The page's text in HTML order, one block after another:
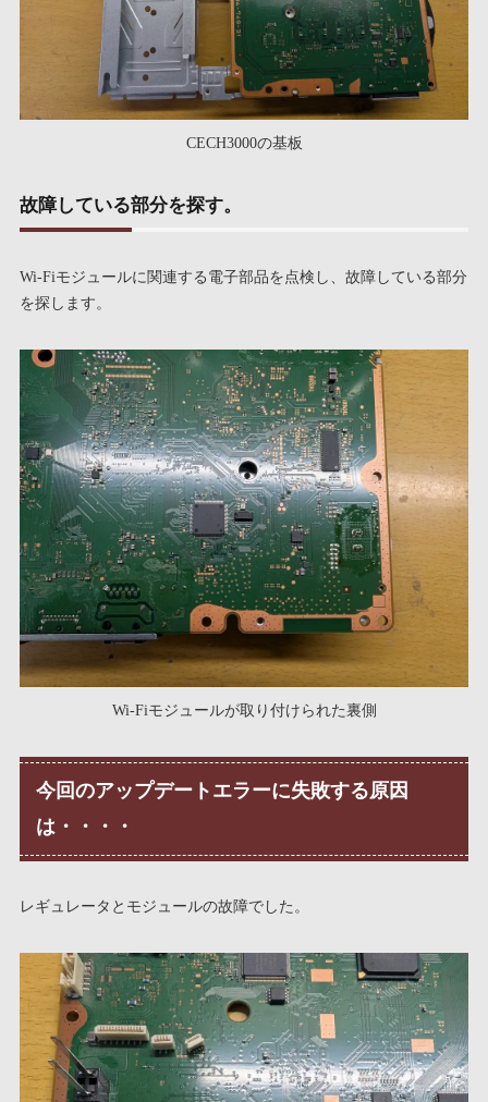
CECH3000の基板
故障している部分を探す。
Wi-Fiモジュールに関連する電子部品を点検し、故障している部分
を探します。
Wi-Fiモジュールが取り付けられた裏側
今回のアップデートエラーに失敗する原因
は・・・・
レギュレータとモジュールの故障でした。